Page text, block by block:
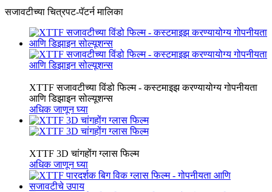
सजावटीच्या चित्रपट-पॅटर्न मालिका
XTTF सजावटीच्या विंडो फिल्म - कस्टमाइझ करण्यायोग्य गोपनीयता
आणि डिझाइन सोल्यूशन्स
अधिक जाणून घ्या
XTTF 3D चांगहोंग ग्लास फिल्म
अधिक जाणून घ्या